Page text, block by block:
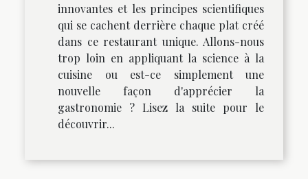
innovantes et les principes scientifiques
qui se cachent derrière chaque plat créé
dans ce restaurant unique. Allons-nous
trop loin en appliquant la science à la
cuisine ou est-ce simplement une
nouvelle façon d'apprécier la
gastronomie ? Lisez la suite pour le
découvrir...